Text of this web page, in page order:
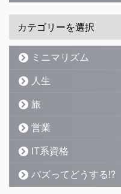
ミニマリズム
人生
旅
営業
IT系資格
バズってどうする!?